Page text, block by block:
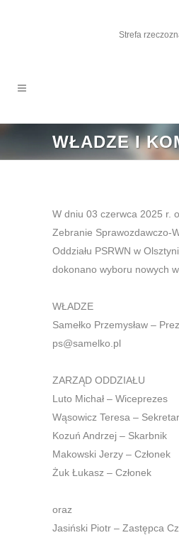
Strefa
WŁADZE I
W dniu 03 czerwca 2025 r.
Zebranie Sprawozdawczo-
Oddziału PSRWN w
dokonano wyboru nowych
WŁADZE
Samełko Przemysław –
ps@samelko.pl
ZARZĄD ODDZIAŁU
Luto Michał – Wiceprezes
Wąsowicz Teresa –
Kozuń Andrzej – Skarbnik
Makowski Jerzy – Członek
Żuk Łukasz – Członek
oraz
Jasiński Piotr – Zastępca